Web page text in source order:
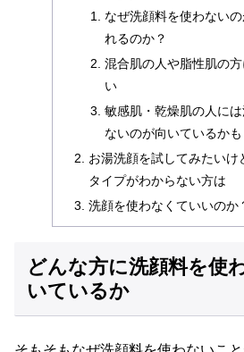
なぜ洗顔料を使わない
れるのか？
混合肌の人や脂性肌の
い
敏感肌・乾燥肌の人に
ないのが向いているかも
お湯洗顔を試してみたいけ
タイプがわからない方は
洗顔を使わなくていいのか
どんな方に洗顔料を使
いているか